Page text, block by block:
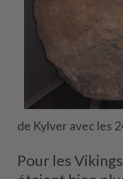
de Kylver avec les
Pour les